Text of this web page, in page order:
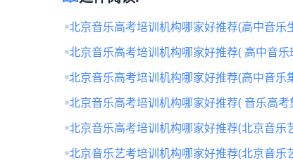
北京音乐高考培训机构哪家好推荐(高中音乐
北京音乐高考培训机构哪家好推荐( 高中音
北京音乐高考培训机构哪家好推荐(高中音乐
北京音乐高考培训机构哪家好推荐( 音乐高
北京音乐高考培训机构哪家好推荐(北京音乐
北京音乐艺考培训机构哪家好推荐(北京音乐